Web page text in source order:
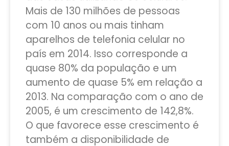
Mais de 130 milhões de pessoas
com 10 anos ou mais tinham
aparelhos de telefonia celular no
país em 2014. Isso corresponde a
quase 80% da população e um
aumento de quase 5% em relação a
2013. Na comparação com o ano de
2005, é um crescimento de 142,8%.
O que favorece esse crescimento é
também a disponibilidade de